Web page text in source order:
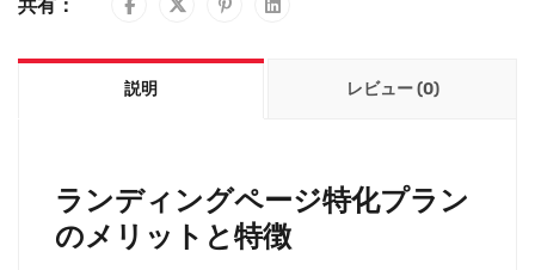
共有：
説明 レビュー (0)
ランディングページ特化プラン
のメリットと特徴